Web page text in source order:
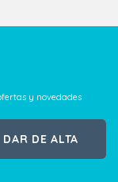
y novedades
DAR DE ALTA